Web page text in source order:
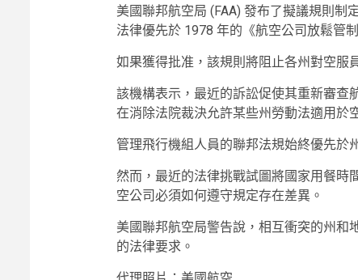
美國聯邦航空局 (FAA) 發布了擬議規則制
法律優先於 1978 年的《航空公司放鬆管
如果獲得批准，該規則將阻止各州對空服
該機構表示，最近的訴訟促使其重新審查
在消除法院裁決允許某些州勞動法適用於
管理飛行機組人員的聯邦法規始終優先於
然而，最近的法律挑戰試圖將國家用餐時
空公司必須如何遵守規定存在差異。
美國聯邦航空局警告說，相互衝突的州和
的法律要求。